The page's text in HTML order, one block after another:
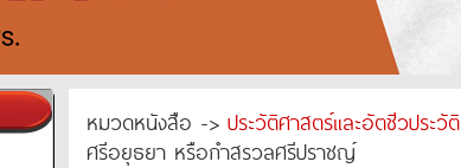
หมวดหนังสือ -> ประวัติศาสตร์และอัตชีวประวัติ
ศรีอยุธยา หรือกำสรวลศรีปราชญ์